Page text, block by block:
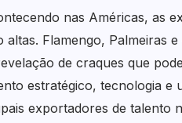
nas Américas, as
Flamengo, Palmeiras
de craques que
estratégico, tecnologia
exportadores de talento